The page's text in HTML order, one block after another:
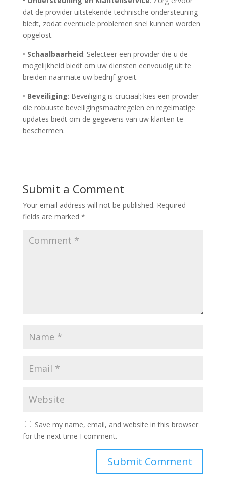
dat de provider uitstekende technische ondersteuning
biedt, zodat eventuele problemen snel kunnen worden
opgelost.
• Schaalbaarheid: Selecteer een provider die u de
mogelijkheid biedt om uw diensten eenvoudig uit te
breiden naarmate uw bedrijf groeit.
• Beveiliging: Beveiliging is cruciaal; kies een provider
die robuuste beveiligingsmaatregelen en regelmatige
updates biedt om de gegevens van uw klanten te
beschermen.
Submit a Comment
Your email address will not be published. Required
fields are marked *
Save my name, email, and website in this browser
for the next time I comment.